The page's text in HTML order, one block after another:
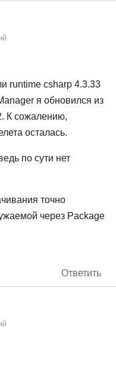
runtime csharp 4.3.33
я обновился из
К сожалению,
осталась.
по сути нет
точно
через Package
Ответить